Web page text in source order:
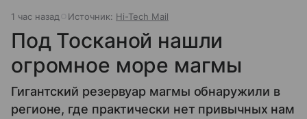
1 час назад Источник: Hi-Tech Mail
Под Тосканой нашли
огромное море магмы
Гигантский резервуар магмы обнаружили в
регионе, где практически нет привычных нам